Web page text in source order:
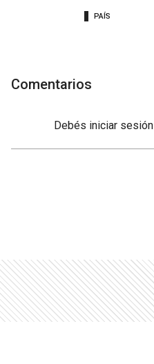
PAÍS
Comentarios
Debés iniciar sesión